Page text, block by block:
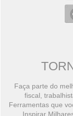
Faça parte do
fiscal,
Ferramentas que
Inspirar